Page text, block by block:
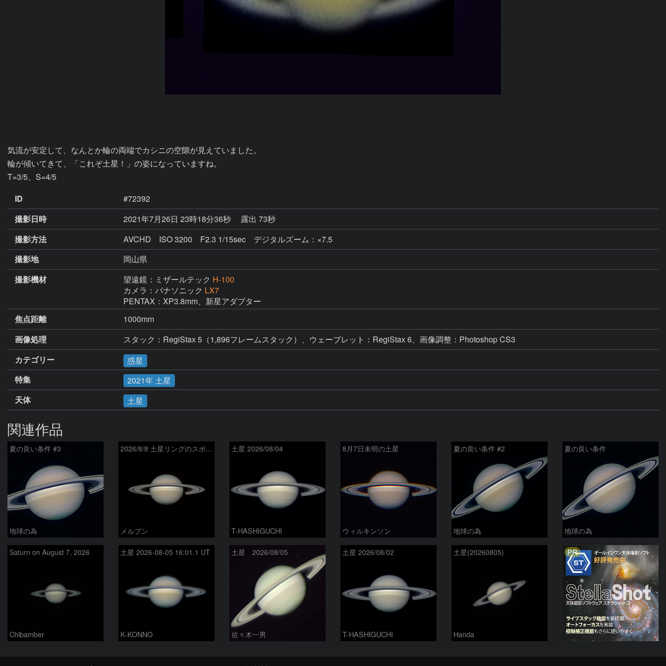
気流が安定して、なんとか輪の両端でカシニの空隙が見えていました。
輪が傾いてきて、「これぞ土星！」の姿になっていますね。
T=3/5、S=4/5
ID
#72392
撮影日時
2021年7月26日 23時18分36秒
露出 73秒
撮影方法
AVCHD ISO 3200 F2.3 1/15sec デジタルズーム：×7.5
撮影地
岡山県
撮影機材
望遠鏡：ミザールテック H-100
カメラ：パナソニック LX7
PENTAX：XP3.8mm、新星アダプター
焦点距離
1000mm
画像処理
スタック：RegiStax 5（1,896フレームスタック）、ウェーブレット：RegiStax 6、画像調整：Photoshop CS3
カテゴリー
惑星
特集
2021年 土星
天体
土星
関連作品
夏の良い条件 #3
地球の為
2026/8/8 土星リングのスポーク
メルプン
土星 2026/08/04
T-HASHIGUCHI
8月7日未明の土星
ウィルキンソン
夏の良い条件 #2
地球の為
夏の良い条件
地球の為
Saturn on August 7, 2026
Chibamber
土星 2026-08-05 16:01.1 UT
K-KONNO
土星 2026/08/05
佐々木一男
土星 2026/08/02
T-HASHIGUCHI
土星(20260805)
Handa
PR